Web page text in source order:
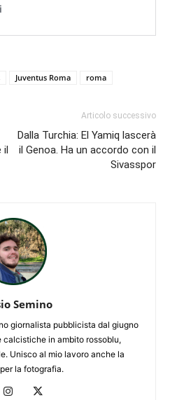
Juventus Roma roma
il
Articolo successivo
Dalla Turchia: El Yamiq lascerà
il Genoa. Ha un accordo con il
Sivasspor
Semino
giornalista pubblicista dal giugno
calcistiche in ambito rossoblu,
Unisco al mio lavoro anche la
la fotografia.